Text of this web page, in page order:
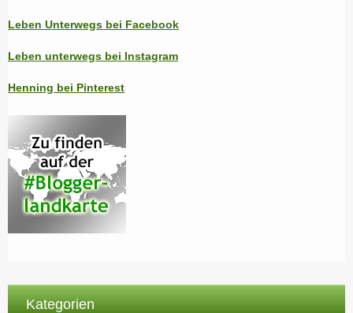
Leben Unterwegs bei Facebook
Leben unterwegs bei Instagram
Henning bei Pinterest
Kategorien